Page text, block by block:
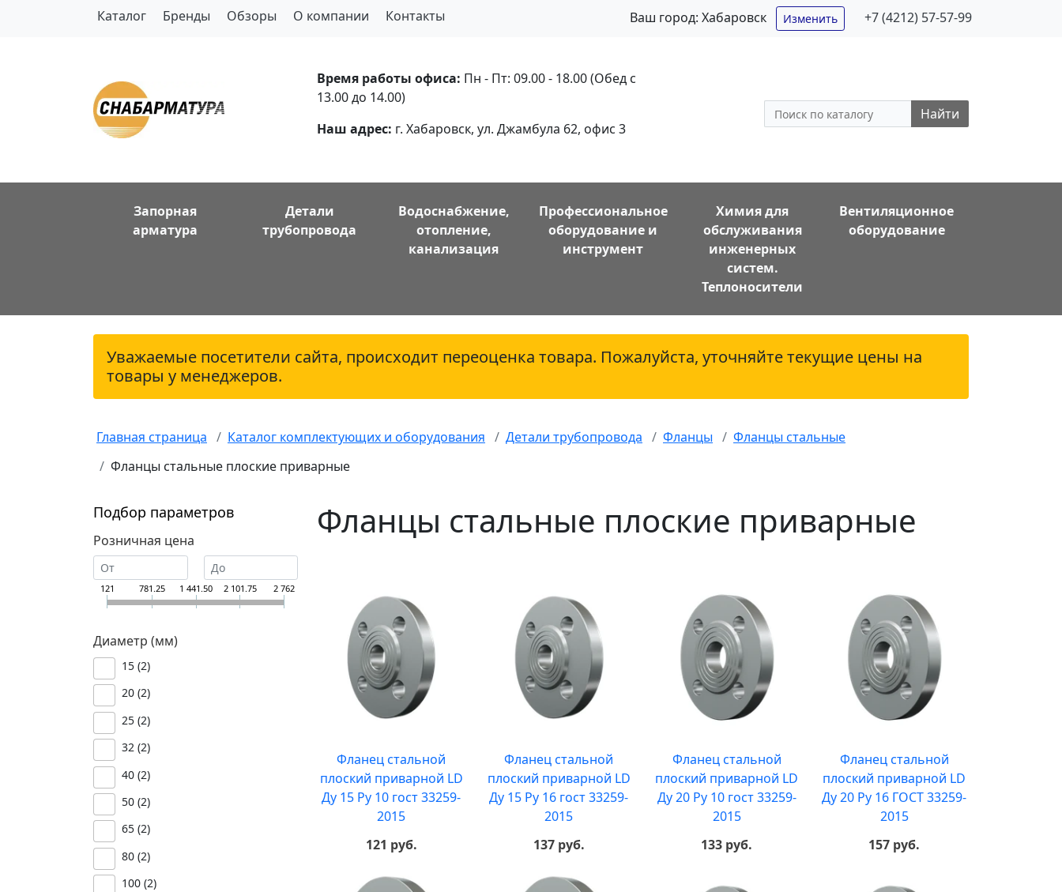
Каталог Бренды Обзоры О компании Контакты Ваш город: Хабаровск Изменить +7 (4212) 57-57-99
Время работы офиса: Пн - Пт: 09.00 - 18.00 (Обед с
13.00 до 14.00)
Наш адрес: г. Хабаровск, ул. Джамбула 62, офис 3
Найти
Запорная
арматура
Детали
трубопровода
Водоснабжение,
отопление,
канализация
Профессиональное
оборудование и
инструмент
Химия для
обслуживания
инженерных
систем.
Теплоносители
Вентиляционное
оборудование
Уважаемые посетители сайта, происходит переоценка товара. Пожалуйста, уточняйте текущие цены на
товары у менеджеров.
Главная страница Каталог комплектующих и оборудования Детали трубопровода Фланцы
Фланцы стальные
Фланцы стальные плоские приварные
Подбор параметров
Розничная цена
121 781.25 1 441.50 2 101.75 2 762
Диаметр (мм)
15 (2)
20 (2)
25 (2)
32 (2)
40 (2)
50 (2)
65 (2)
80 (2)
100 (2)
Фланцы стальные плоские приварные
Фланец стальной
плоский приварной LD
Ду 15 Ру 10 гост 33259-
2015
121 руб.
Фланец стальной
плоский приварной LD
Ду 15 Ру 16 гост 33259-
2015
137 руб.
Фланец стальной
плоский приварной LD
Ду 20 Ру 10 гост 33259-
2015
133 руб.
Фланец стальной
плоский приварной LD
Ду 20 Ру 16 ГОСТ 33259-
2015
157 руб.